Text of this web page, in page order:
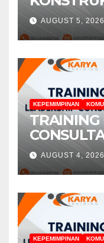
AUGUST 5, 2026
KEPEMIMPINAN
TRAINING
AUGUST 4, 2026
KEPEMIMPINAN